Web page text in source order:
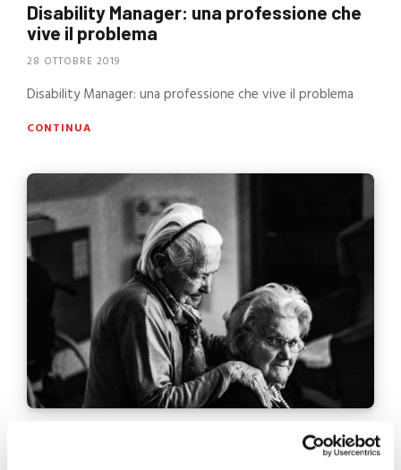
Disability Manager: una professione che
vive il problema
28 OTTOBRE 2019
Disability Manager: una professione che vive il problema
CONTINUA
5 cose da evitare per comunicare con un